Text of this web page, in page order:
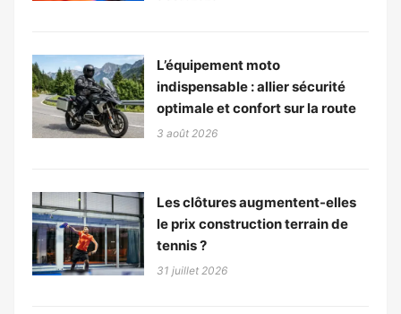
L’équipement moto
indispensable : allier sécurité
optimale et confort sur la route
3 août 2026
Les clôtures augmentent-elles
le prix construction terrain de
tennis ?
31 juillet 2026